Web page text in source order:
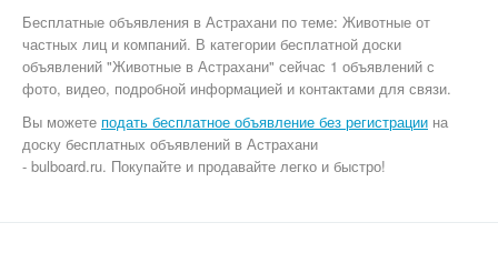
Бесплатные объявления в Астрахани по теме: Животные от
частных лиц и компаний. В категории бесплатной доски
объявлений "Животные в Астрахани" сейчас 1 объявлений с
фото, видео, подробной информацией и контактами для связи.
Вы можете подать бесплатное объявление без регистрации на
доску бесплатных объявлений в Астрахани
- bulboard.ru. Покупайте и продавайте легко и быстро!